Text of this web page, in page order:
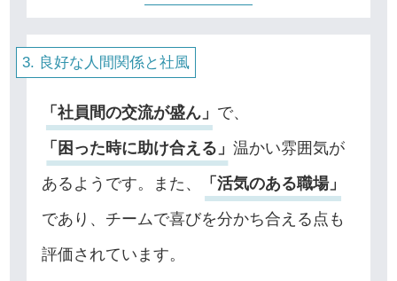
良好な人間関係と社風
「社員間の交流が盛ん」 で、
「困った時に助け合える」 温かい雰囲気が
あるようです。また、
「活気のある職場」
であり、チームで喜びを分かち合える点も
評価されています。